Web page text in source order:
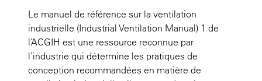
Le manuel de référence sur la ventilation
industrielle (Industrial Ventilation Manual) 1 de
l’ACGIH est une ressource reconnue par
l’industrie qui détermine les pratiques de
conception recommandées en matière de